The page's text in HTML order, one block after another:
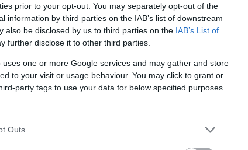
prior to your opt-out. You may separately opt-out of the
information by third parties on the IAB’s list of downstream
also be disclosed by us to third parties on the IAB’s List of
further disclose it to other third parties.
one or more Google services and may gather and store
to your visit or usage behaviour. You may click to grant or
party tags to use your data for below specified purposes
Outs